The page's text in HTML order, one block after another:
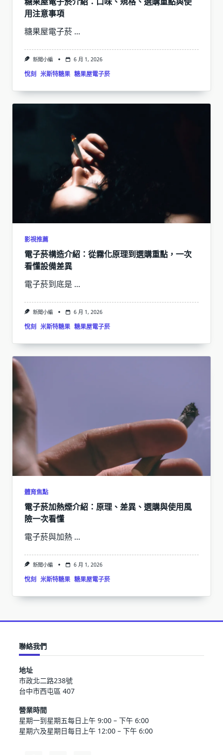
用注意事項
糖果屋電子菸 ...
新聞小編 6 月 1, 2026
悅刻 米斯特糖果 糖果屋電子菸
影視推薦
電子菸構造介紹：從霧化原理到選購重點，一次
看懂設備差異
電子菸到底是 ...
新聞小編 6 月 1, 2026
悅刻 米斯特糖果 糖果屋電子菸
體育焦點
電子菸加熱煙介紹：原理、差異、選購與使用風
險一次看懂
電子菸與加熱 ...
新聞小編 6 月 1, 2026
悅刻 米斯特糖果 糖果屋電子菸
聯絡我們
地址
市政北二路238號
台中市西屯區 407
營業時間
星期一到星期五每日上午 9:00 – 下午 6:00
星期六及星期日每日上午 12:00 – 下午 6:00